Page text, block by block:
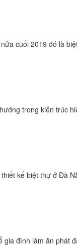
cuối 2019 đó là
trong kiến trúc
kế biệt thự ở Đà
đình làm ăn phát